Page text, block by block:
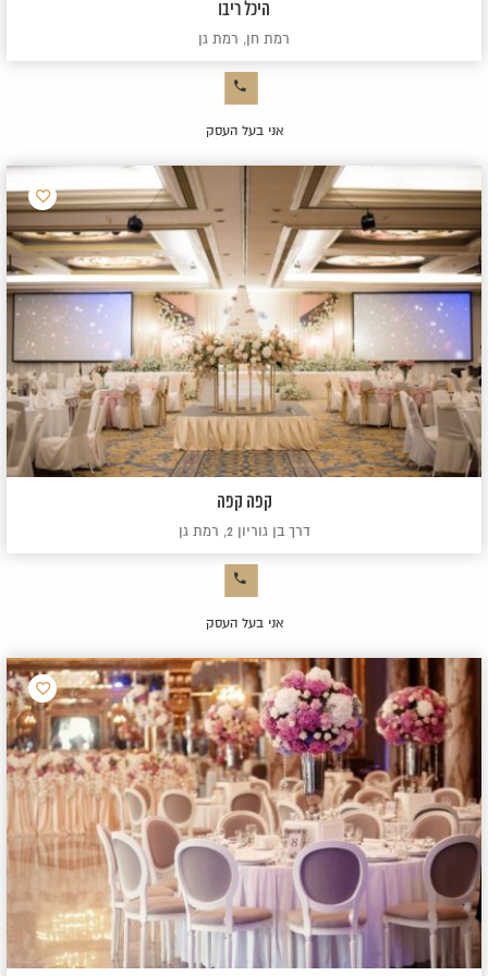
היכל ריבו
רמת חן, רמת גן
אני בעל העסק
קפה קפה
דרך בן גוריון 2, רמת גן
הוסף
אני בעל העסק
הוסף